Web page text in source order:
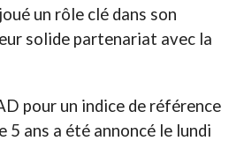
un rôle clé dans son
solide partenariat avec la
pour un indice de référence
5 ans a été annoncé le lundi